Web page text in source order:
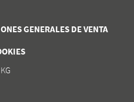
GENERALES DE VENTA